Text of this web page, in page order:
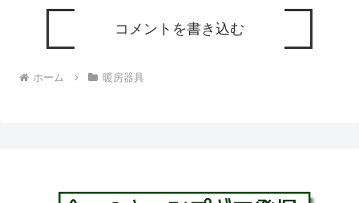
コメントを書き込む
ホーム 暖房器具